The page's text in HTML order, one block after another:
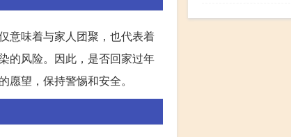
意味着与家人团聚，也代表着
的风险。因此，是否回家过年
望，保持警惕和安全。